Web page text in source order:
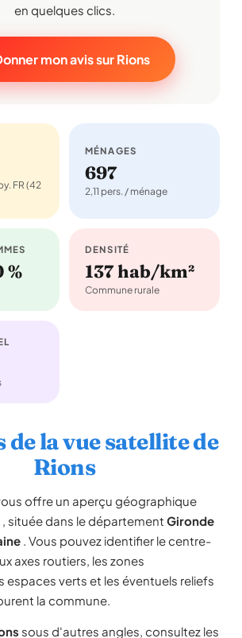
en quelques clics.
mon avis sur Rions
FR (42
MÉNAGES
697
2,11 pers. / ménage
%
DENSITÉ
137 hab/km²
Commune rurale
de la vue satellite de
Rions
offre un aperçu géographique
, située dans le département Gironde
. Vous pouvez identifier le centre-
axes routiers, les zones
espaces verts et les éventuels reliefs
la commune.
sous d'autres angles, consultez les